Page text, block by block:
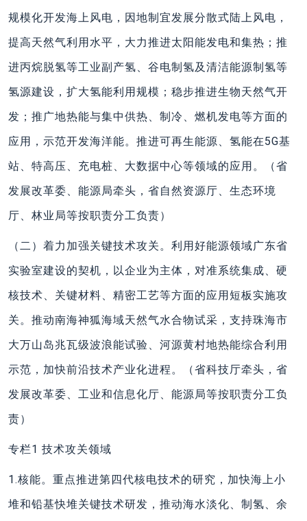
规模化开发海上风电，因地制宜发展分散式陆上风电，
提高天然气利用水平，大力推进太阳能发电和集热；推
进丙烷脱氢等工业副产氢、谷电制氢及清洁能源制氢等
氢源建设，扩大氢能利用规模；稳步推进生物天然气开
发；推广地热能与集中供热、制冷、燃机发电等方面的
应用，示范开发海洋能。推进可再生能源、氢能在5G基
站、特高压、充电桩、大数据中心等领域的应用。（省
发展改革委、能源局牵头，省自然资源厅、生态环境
厅、林业局等按职责分工负责）
（二）着力加强关键技术攻关。利用好能源领域广东省
实验室建设的契机，以企业为主体，对准系统集成、硬
核技术、关键材料、精密工艺等方面的应用短板实施攻
关。推动南海神狐海域天然气水合物试采，支持珠海市
大万山岛兆瓦级波浪能试验、河源黄村地热能综合利用
示范，加快前沿技术产业化进程。（省科技厅牵头，省
发展改革委、工业和信息化厅、能源局等按职责分工负
责）
专栏1 技术攻关领域
1.核能。重点推进第四代核电技术的研究，加快海上小
堆和铅基快堆关键技术研发，推动海水淡化、制氢、余